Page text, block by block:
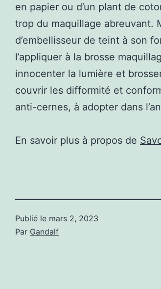
en papier ou d’un plant de
trop du maquillage abreuvant.
d’embellisseur de teint à son
l’appliquer à la brosse
innocenter la lumière et
couvrir les difformité et
anti-cernes, à adopter dans
En savoir plus à propos de
Publié le mars 2, 2023
Par Gandalf